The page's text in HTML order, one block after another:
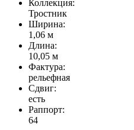
Коллекция:
Тростник
Ширина:
1,06 м
Длина:
10,05 м
Фактура:
рельефная
Сдвиг:
есть
Раппорт:
64